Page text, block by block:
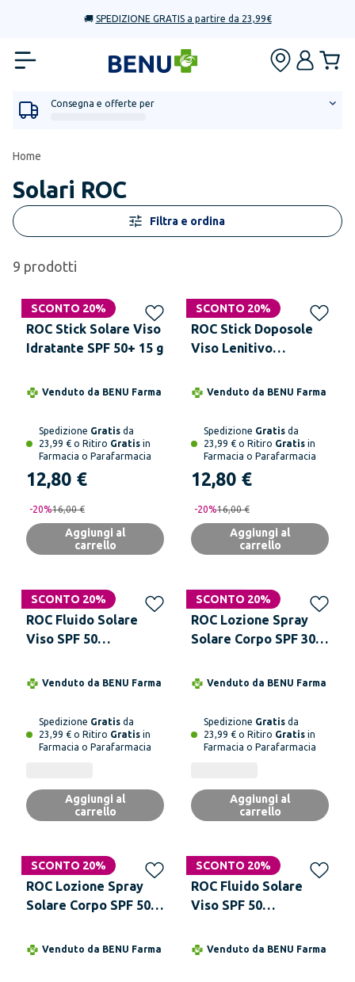
🚚 SPEDIZIONE GRATIS a partire da 23,99€
Consegna e offerte per
Home
Solari ROC
Filtra e ordina
9 prodotti
SCONTO 20%
ROC Stick Solare Viso
Idratante SPF 50+ 15 g
Venduto da BENU Farma
Spedizione Gratis da
23,99 € o Ritiro Gratis in
Farmacia o Parafarmacia
12,80 €
-20%16,00 €
Aggiungi al
carrello
SCONTO 20%
ROC Stick Doposole
Viso Lenitivo
Venduto da BENU Farma
Spedizione Gratis da
23,99 € o Ritiro Gratis in
Farmacia o Parafarmacia
12,80 €
-20%16,00 €
Aggiungi al
carrello
SCONTO 20%
ROC Fluido Solare
Viso SPF 50
50 mlVenduto da BENU Farma
Spedizione Gratis da
23,99 € o Ritiro Gratis in
Farmacia o Parafarmacia
Aggiungi al
carrello
SCONTO 20%
Solo online
ROC Lozione Spray
Solare Corpo SPF 30
Venduto da BENU Farma
Spedizione Gratis da
23,99 € o Ritiro Gratis in
Farmacia o Parafarmacia
Aggiungi al
carrello
SCONTO 20%
Solo online
ROC Lozione Spray
Solare Corpo SPF 50+
Venduto da BENU Farma
SCONTO 20%
Solo online
ROC Fluido Solare
Viso SPF 50
ml
Venduto da BENU Farma